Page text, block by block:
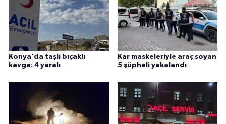
Konya'da taşlı bıçaklı
kavga: 4 yaralı
Kar maskeleriyle araç soyan
5 şüpheli yakalandı